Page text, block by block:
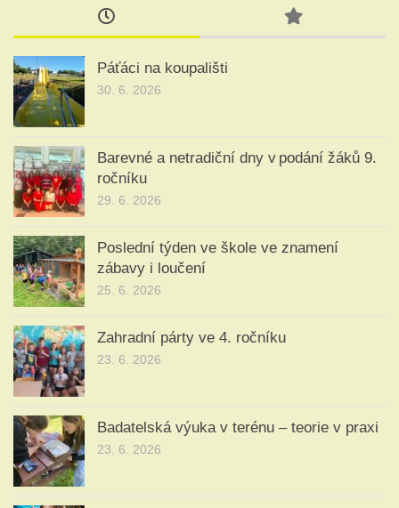
Páťáci na koupališti
30. 6. 2026
Barevné a netradiční dny v podání žáků 9.
ročníku
29. 6. 2026
Poslední týden ve škole ve znamení
zábavy i loučení
25. 6. 2026
Zahradní párty ve 4. ročníku
23. 6. 2026
Badatelská výuka v terénu – teorie v praxi
23. 6. 2026